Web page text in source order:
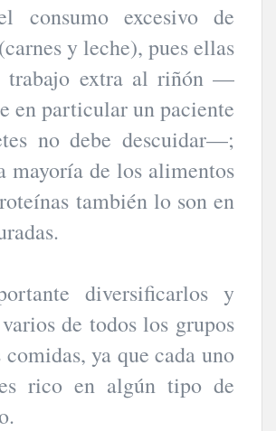
consumo excesivo de
y leche), pues ellas
trabajo extra al riñón —
en particular un paciente
no debe descuidar—;
mayoría de los alimentos
también lo son en
diversificarlos y
de todos los grupos
comidas, ya que cada uno
rico en algún tipo de